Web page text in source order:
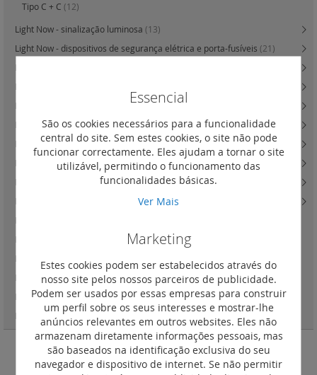
Tipo A
Tipo C + C (12)
Light Now - sinalização luminosa (13)
Light Now - dispositivos de segurança elétrica e porta-fusíveis (21)
Light Now - suportes e molduras luminosas
Light Now - saídas de cabos e obturadores
Light Now - teclas
Light Now - tomadas de energia com carregador USB(3)
Light Now - tomadas de televisão(33)
Light Now - tomadas de dados, fibra ótica e telefone(33)
Light Now - besouros e campainhas(12)
Light Now - quadros de acabamento(72)
Light Now - interruptores de cartão
Light Now - mecanismos para estores(3)
Light Now - soluções para quarto de hotel
Light Now - tampas com proteção IP55(4)
Light Now - LEDs para mecanismos(7)
Light Now - acessórios
Essencial
São os cookies necessários para a funcionalidade
central do site. Sem estes cookies, o site não pode
funcionar correctamente. Eles ajudam a tornar o site
utilizável, permitindo o funcionamento das
funcionalidades básicas.
Ver Mais
Marketing
Estes cookies podem ser estabelecidos através do
nosso site pelos nossos parceiros de publicidade.
Podem ser usados por essas empresas para construir
um perfil sobre os seus interesses e mostrar-lhe
anúncios relevantes em outros websites. Eles não
armazenam diretamente informações pessoais, mas
são baseados na identificação exclusiva do seu
navegador e dispositivo de internet. Se não permitir